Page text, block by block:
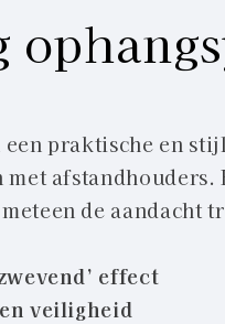
praktische en
afstandhouders.
de aandacht
effect
veiligheid